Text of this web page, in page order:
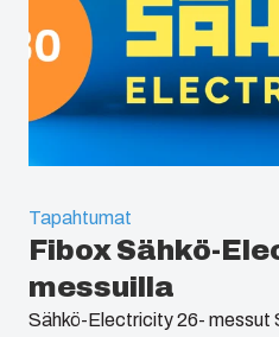
Tapahtumat
Fibox Sähkö-
messuilla
Sähkö-Electricity 26- messut